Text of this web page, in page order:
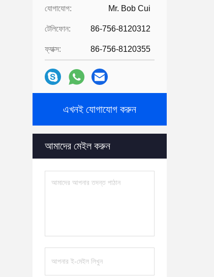
যোগাযোগ: Mr. Bob Cui
টেলিফোন: 86-756-8120312
ফ্যাক্স: 86-756-8120355
এখনই যোগাযোগ করুন
আমাদের মেইল ​​করুন